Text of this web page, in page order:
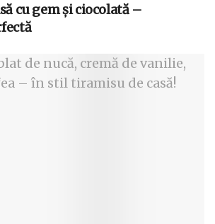
cu gem și ciocolată –